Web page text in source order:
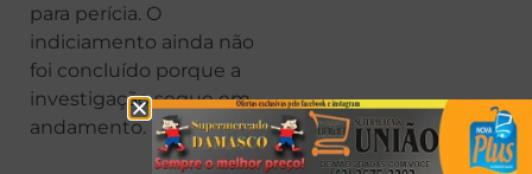
para perícia. O
indiciamento ainda não
foi concluído porque a
investigação segue em
andamento.